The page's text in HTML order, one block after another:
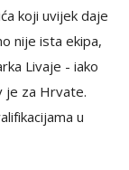
koji uvijek daje
nije ista ekipa,
Livaje - iako
je za Hrvate.
u